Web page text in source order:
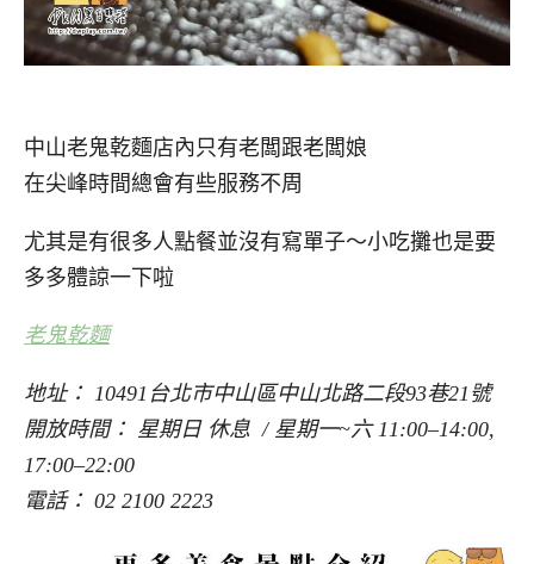
中山老鬼乾麵店內只有老闆跟老闆娘
在尖峰時間總會有些服務不周
尤其是有很多人點餐並沒有寫單子～小吃攤也是要
多多體諒一下啦
老鬼乾麵
地址： 10491台北市中山區中山北路二段93巷21號
開放時間： 星期日 休息 / 星期一~六 11:00–14:00,
17:00–22:00
電話： 02 2100 2223